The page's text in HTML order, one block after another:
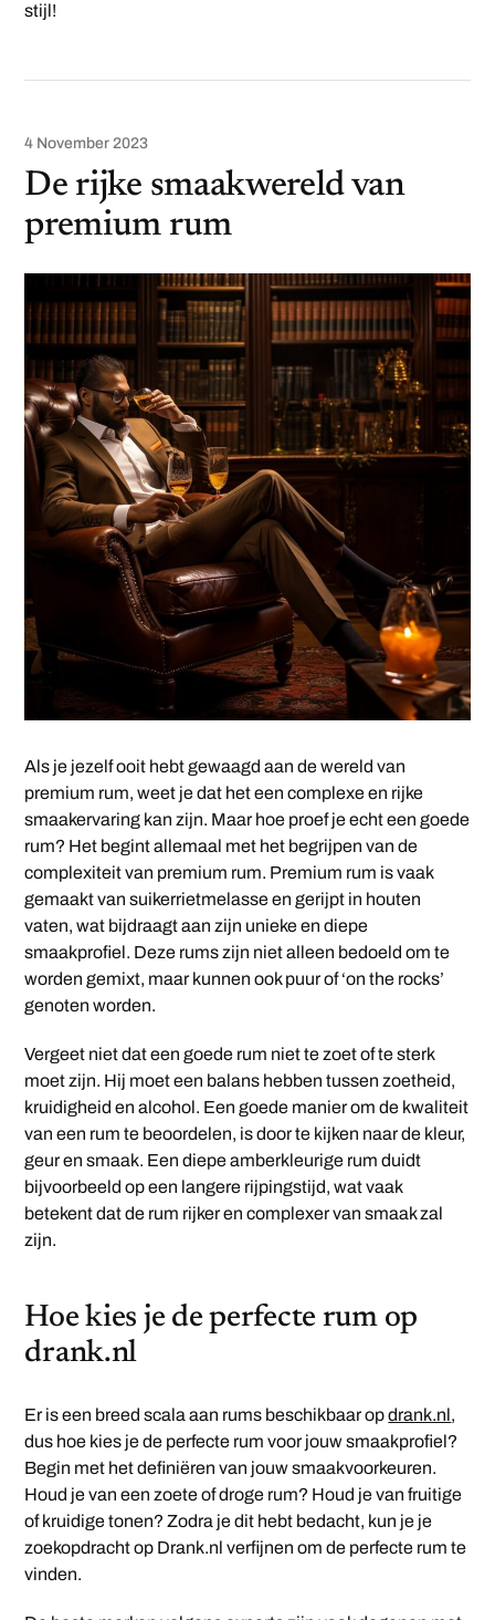
stijl!
4 November 2023
De rijke smaakwereld van
premium rum
Als je jezelf ooit hebt gewaagd aan de wereld van
premium rum, weet je dat het een complexe en rijke
smaakervaring kan zijn. Maar hoe proef je echt een goede
rum? Het begint allemaal met het begrijpen van de
complexiteit van premium rum. Premium rum is vaak
gemaakt van suikerrietmelasse en gerijpt in houten
vaten, wat bijdraagt aan zijn unieke en diepe
smaakprofiel. Deze rums zijn niet alleen bedoeld om te
worden gemixt, maar kunnen ook puur of ‘on the rocks’
genoten worden.
Vergeet niet dat een goede rum niet te zoet of te sterk
moet zijn. Hij moet een balans hebben tussen zoetheid,
kruidigheid en alcohol. Een goede manier om de kwaliteit
van een rum te beoordelen, is door te kijken naar de kleur,
geur en smaak. Een diepe amberkleurige rum duidt
bijvoorbeeld op een langere rijpingstijd, wat vaak
betekent dat de rum rijker en complexer van smaak zal
zijn.
Hoe kies je de perfecte rum op
drank.nl
Er is een breed scala aan rums beschikbaar opdrank.nl,
dus hoe kies je de perfecte rum voor jouw smaakprofiel?
Begin met het definiëren van jouw smaakvoorkeuren.
Houd je van een zoete of droge rum? Houd je van fruitige
of kruidige tonen? Zodra je dit hebt bedacht, kun je je
zoekopdracht op Drank.nl verfijnen om de perfecte rum te
vinden.